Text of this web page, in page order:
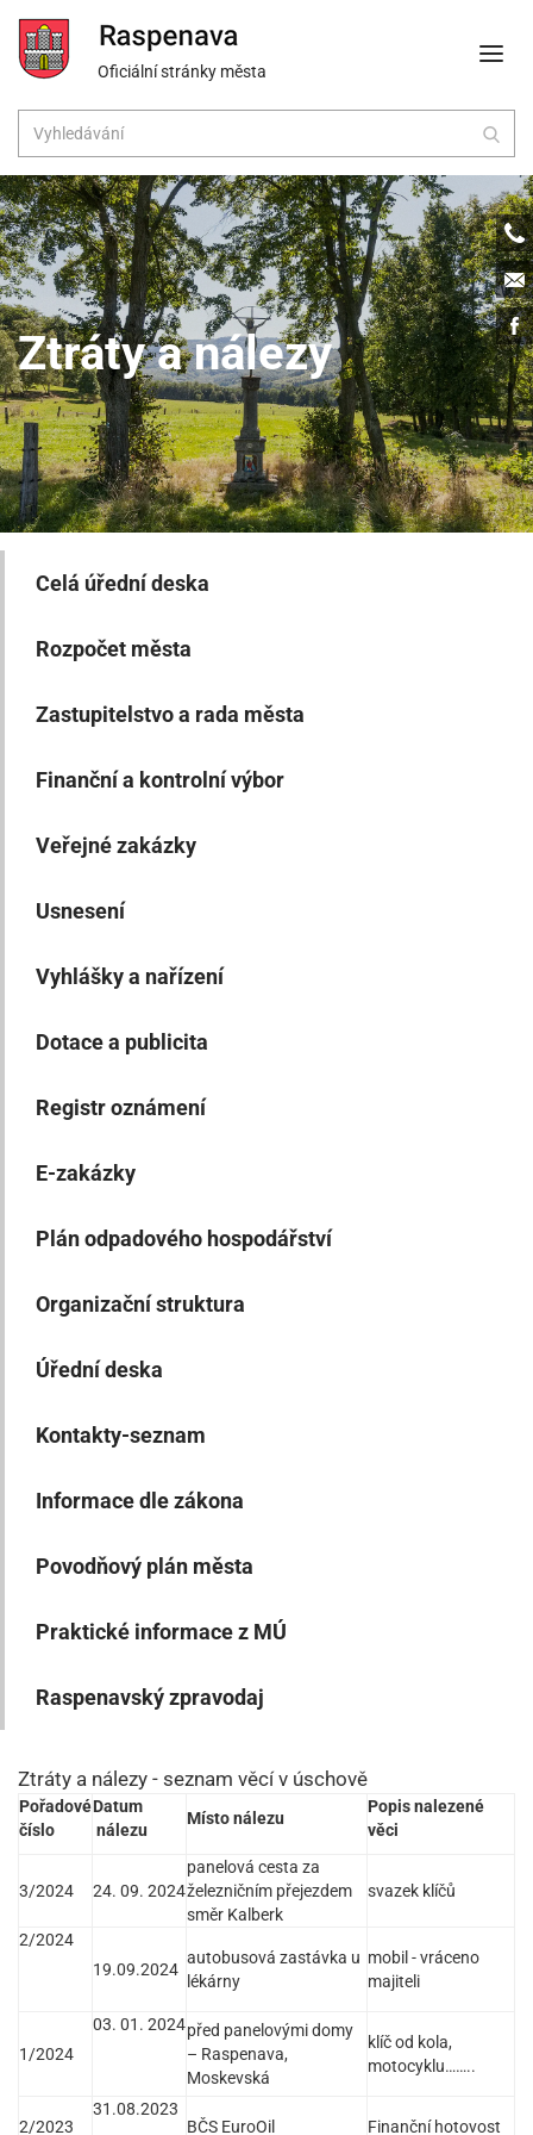
Oficiální stránky města
Ztráty a nálezy
Celá úřední deska
Rozpočet města
Zastupitelstvo a rada města
Finanční a kontrolní výbor
Veřejné zakázky
Usnesení
Vyhlášky a nařízení
Dotace a publicita
Registr oznámení
E-zakázky
Plán odpadového hospodářství
Organizační struktura
Úřední deska
Kontakty-seznam
Informace dle zákona
Povodňový plán města
Praktické informace z MÚ
Raspenavský zpravodaj
Ztráty a nálezy - seznam věcí v úschově
Pořadové
číslo
Datum
nálezu
Místo nálezu
Popis nalezené
věci
3/2024 24. 09. 2024
panelová cesta za
železničním přejezdem
směr Kalberk
svazek klíčů
2/2024
19.09.2024
autobusová zastávka u
lékárny
mobil - vráceno
majiteli
1/2024
03. 01. 2024před panelovými domy
– Raspenava,
Moskevská
klíč od kola,
motocyklu……..
2/2023
31.08.2023
BČS EuroOil
Finanční hotovost